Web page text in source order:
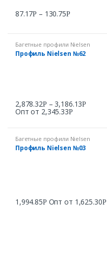
87.17Р – 130.75Р
Багетные профили Nielsen
Профиль Nielsen №62
2,878.32Р– 3,186.13Р
Опт от 2,345.33Р
Багетные профили Nielsen
Профиль Nielsen №03
1,994.85РОпт от 1,625.30Р